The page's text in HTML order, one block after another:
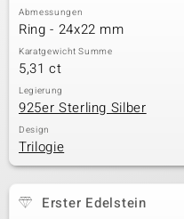
Classics
Abmessungen
Ring - 24x22 mm
Karatgewicht Summe
5,31 ct
Legierung
925er Sterling Silber
Design
Trilogie
Erster Edelstein